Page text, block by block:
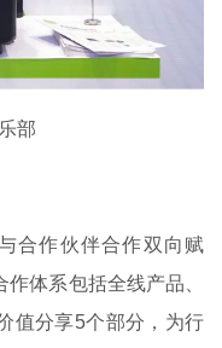
部
合作伙伴合作双向赋
体系包括全线产品、
值分享5个部分，为行